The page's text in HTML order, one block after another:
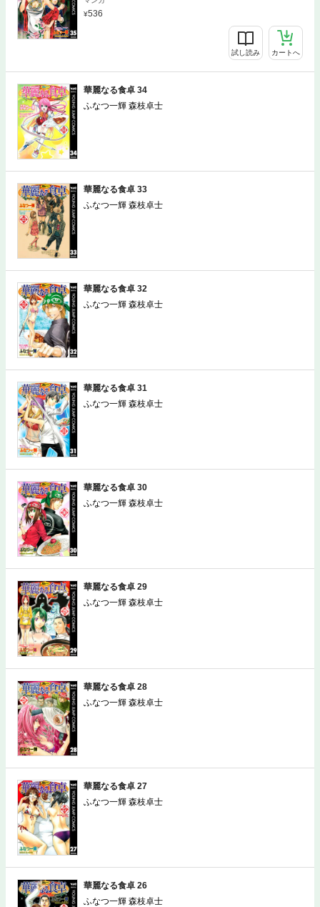
536
試し読み カートへ
華麗なる食卓 34
ふなつ一輝 森枝卓士
華麗なる食卓 33
ふなつ一輝 森枝卓士
華麗なる食卓 32
ふなつ一輝 森枝卓士
華麗なる食卓 31
ふなつ一輝 森枝卓士
華麗なる食卓 30
ふなつ一輝 森枝卓士
華麗なる食卓 29
ふなつ一輝 森枝卓士
華麗なる食卓 28
ふなつ一輝 森枝卓士
華麗なる食卓 27
ふなつ一輝 森枝卓士
華麗なる食卓 26
ふなつ一輝 森枝卓士